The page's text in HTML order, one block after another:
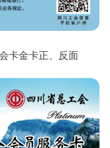
卡金卡正、反面